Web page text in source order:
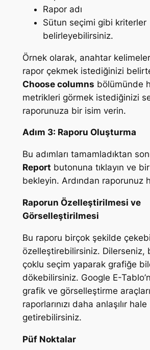
Rapor adı
Sütun seçimi gibi kriterler
belirleyebilirsiniz.
Örnek olarak, anahtar
rapor çekmek istediğinizi
Choose columns bölümünde
metrikleri görmek istediğinizi
raporunuza bir isim verin.
Adım 3: Raporu Oluşturma
Bu adımları tamamladıktan
Report butonuna tıklayın ve
bekleyin. Ardından raporunuz
Raporun Özelleştirilmesi ve
Görselleştirilmesi
Bu raporu birçok şekilde
özelleştirebilirsiniz. Dilerseniz,
çoklu seçim yaparak grafiğe
dökebilirsiniz. Google E-
grafik ve görselleştirme
raporlarınızı daha anlaşılır hale
getirebilirsiniz.
Püf Noktalar